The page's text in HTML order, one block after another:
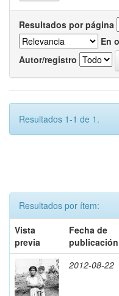
Resultados por página
En
Autor/registro
Resultados 1-1 de 1.
Resultados por ítem:
Vista
previa
Fecha de
publicación
2012-08-22